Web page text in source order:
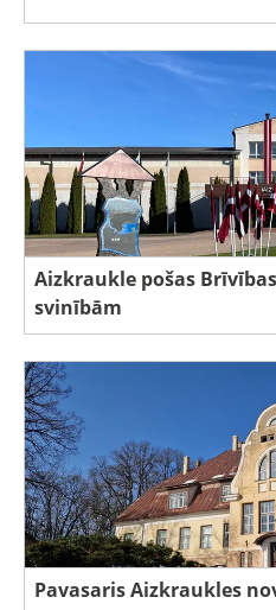
Aizkraukle pošas
svinībām
Pavasaris Aizkraukles